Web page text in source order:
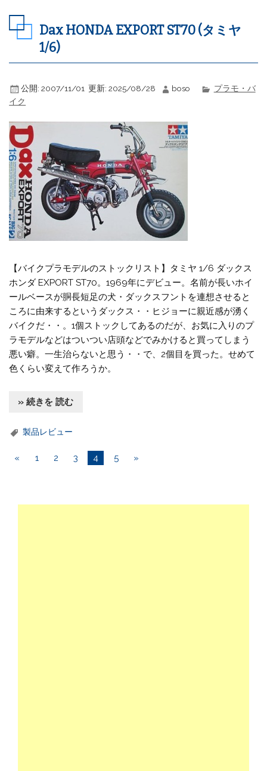
Dax HONDA EXPORT ST70 (タミヤ
1/6)
公開: 2007/11/01 更新: 2025/08/28 boso
プラモ・バ
イク
【バイクプラモデルのストックリスト】タミヤ 1/6 ダックス
ホンダ EXPORT ST70。1969年にデビュー。名前が長いホイ
ールベースが胴長短足の犬・ダックスフントを連想させると
ころに由来するというダックス・・ヒジョーに親近感が湧く
バイクだ・・。1個ストックしてあるのだが、お気に入りのプ
ラモデルなどはついつい店頭などでみかけると買ってしまう
悪い癖。一生治らないと思う・・で、2個目を買った。せめて
色くらい変えて作ろうか。
» 続きを 読む
製品レビュー
« 1 2 3 4 5 »